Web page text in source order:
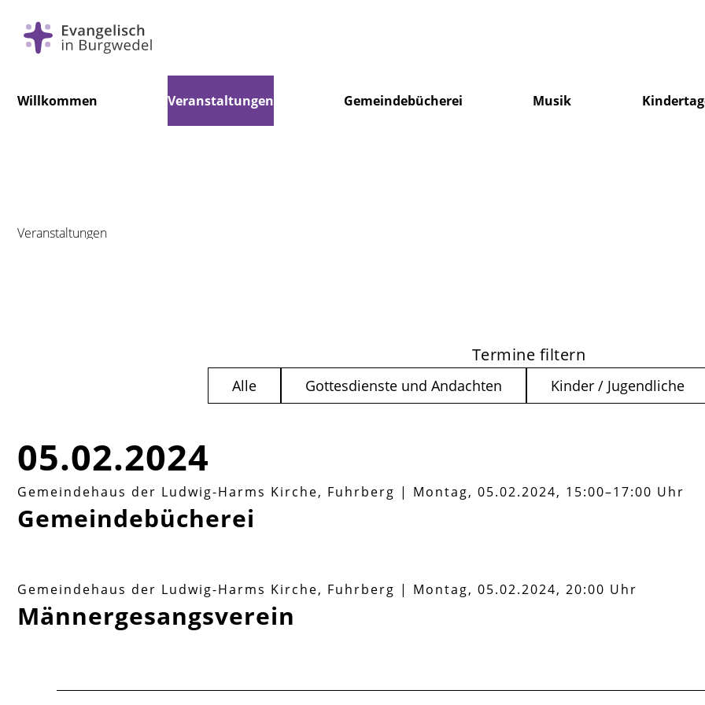
überspringen
Willkommen Veranstaltungen Gemeindebücherei Musik
Veranstaltungen
05.02.2024
Termine filtern
Alle Gottesdienste und Andachten Kinder / Jugendliche
Gemeindehaus der Ludwig-Harms Kirche, Fuhrberg | Montag, 05.02.2024, 15:00–17:00 Uhr
Gemeindebücherei
Gemeindehaus der Ludwig-Harms Kirche, Fuhrberg | Montag, 05.02.2024, 20:00 Uhr
Männergesangsverein